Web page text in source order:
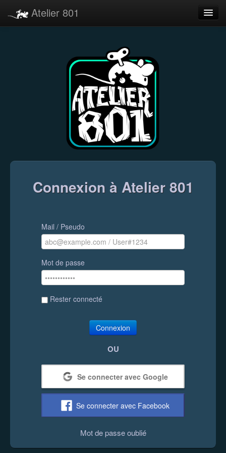
Atelier 801
Connexion à Atelier 801
Mail / Pseudo
Mot de passe
Rester connecté
Connexion
OU
Se connecter avec Google
Se connecter avec Facebook
Mot de passe oublié